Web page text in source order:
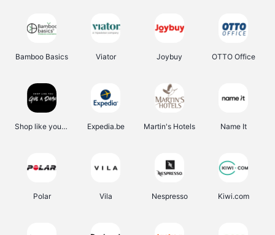
Bamboo Basics Viator Joybuy OTTO Office
Shop like you Give A Damn Expedia.be Martin's Hotels Name It
Polar Vila Nespresso Kiwi.com